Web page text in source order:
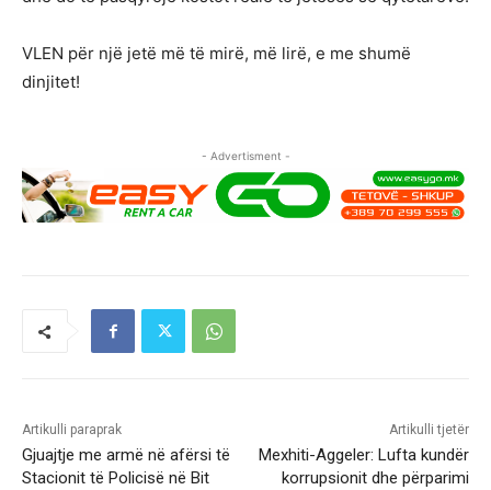
VLEN për një jetë më të mirë, më lirë, e me shumë
dinjitet!
- Advertisment -
Artikulli paraprak
Gjuajtje me armë në afërsi të
Stacionit të Policisë në Bit
Artikulli tjetër
Mexhiti-Aggeler: Lufta kundër
korrupsionit dhe përparimi